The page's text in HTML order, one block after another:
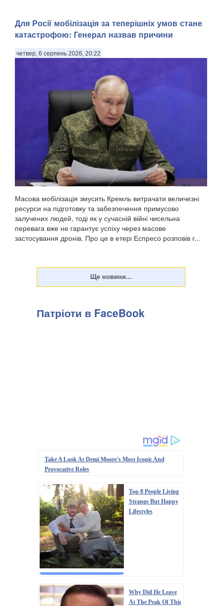
Для Росії мобілізація за теперішніх умов стане
катастрофою: Генерал назвав причини
четвер, 6 серпень 2026, 20:22
Масова мобілізація змусить Кремль витрачати величезні
ресурси на підготовку та забезпечення примусово
залучених людей, тоді як у сучасній війні чисельна
перевага вже не гарантує успіху через масове
застосування дронів. Про це в етері Еспресо розповів г...
Патріоти в FaceBook
Take A Look At Demi Moore's Most Iconic And
Provocative Roles
Top 8 People Living
Strange But Happy
Lifestyles
Why Did He Leave
At The Peak Of This